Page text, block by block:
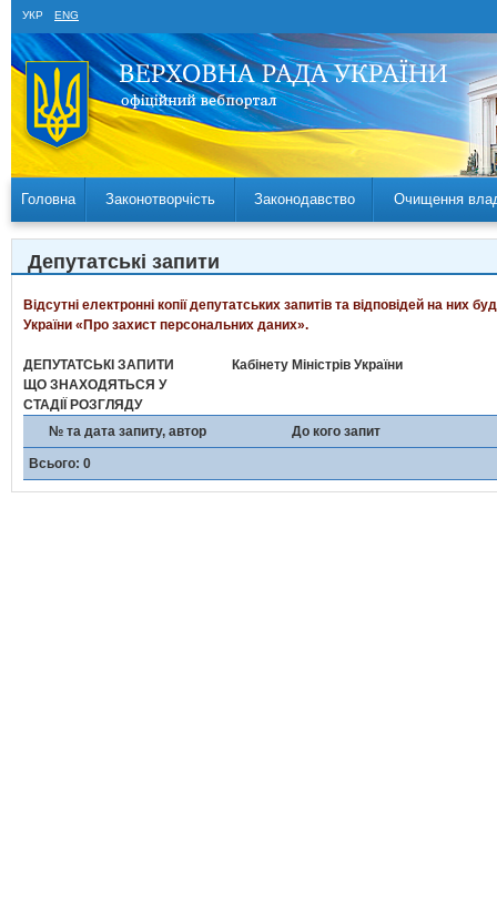
УКР ENG
Головна Законотворчість Законодавство Очищення
Депутатські запити
Відсутні електронні копії депутатських запитів та відповідей на
України «Про захист персональних даних».
ДЕПУТАТСЬКІ ЗАПИТИ
ЩО ЗНАХОДЯТЬСЯ У
СТАДІЇ РОЗГЛЯДУ
Кабінету Міністрів України
№ та дата запиту, автор До кого запит
Всього: 0